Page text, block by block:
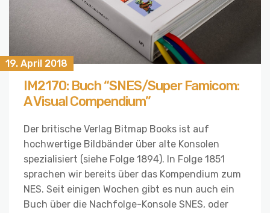
19. April 2018
IM2170: Buch “SNES/Super Famicom:
A Visual Compendium”
Der britische Verlag Bitmap Books ist auf
hochwertige Bildbänder über alte Konsolen
spezialisiert (siehe Folge 1894). In Folge 1851
sprachen wir bereits über das Kompendium zum
NES. Seit einigen Wochen gibt es nun auch ein
Buch über die Nachfolge-Konsole SNES, oder